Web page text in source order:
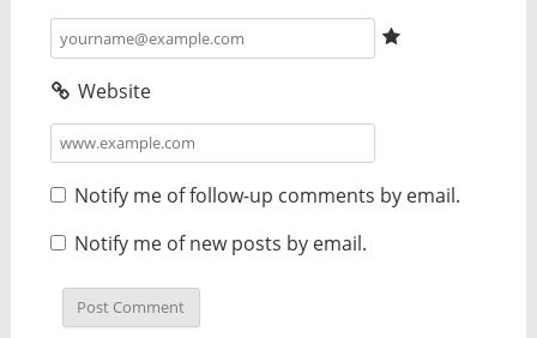
Website
Notify me of follow-up comments by email.
Notify me of new posts by email.